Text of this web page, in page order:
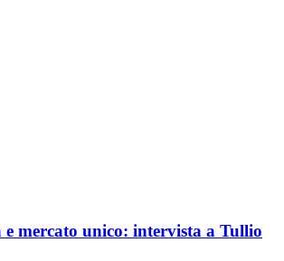
mercato unico: intervista a Tullio